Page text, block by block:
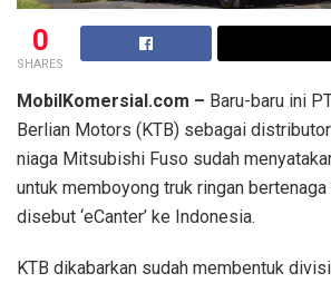
0
SHARES
MobilKomersial.com – Baru-baru ini
Berlian Motors (KTB) sebagai
niaga Mitsubishi Fuso sudah
untuk memboyong truk ringan
disebut ‘eCanter’ ke Indonesia.
KTB dikabarkan sudah membentuk